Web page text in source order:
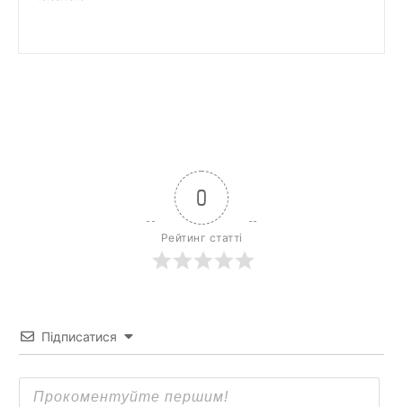
0
Рейтинг статті
Підписатися